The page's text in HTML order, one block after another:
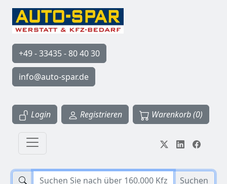
+49 - 33435 - 80 40 30
info@auto-spar.de
Login Registrieren Warenkorb (0)
Suchen